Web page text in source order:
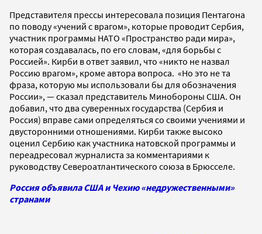
Представителя прессы интересовала позиция Пентагона
по поводу «учений с врагом», которые проводит Сербия,
участник программы НАТО «Пространство ради мира»,
которая создавалась, по его словам, «для борьбы с
Россией». Кирби в ответ заявил, что «никто не назвал
Россию врагом», кроме автора вопроса. «Но это не та
фраза, которую мы использовали бы для обозначения
России», — сказал представитель Минобороны США. Он
добавил, что два суверенных государства (Сербия и
Россия) вправе сами определяться со своими учениями и
двусторонними отношениями. Кирби также высоко
оценил Сербию как участника натовской программы и
переадресовал журналиста за комментариями к
руководству Североатлантического союза в Брюсселе.
Россия объявила США и Чехию «недружественными»
странами